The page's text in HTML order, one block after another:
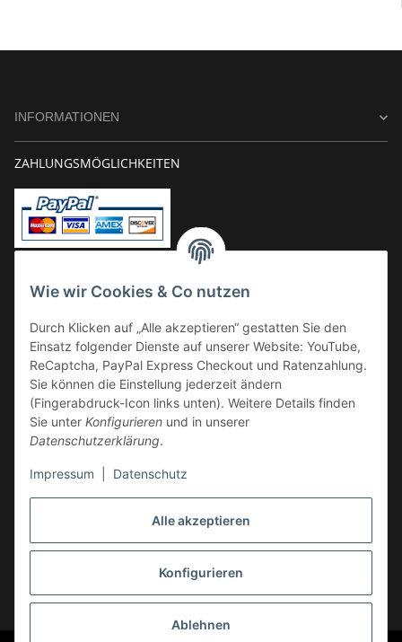
Alle akzeptieren
Konfigurieren
Ablehnen
Wie wir Cookies & Co nutzen
Durch Klicken auf „Alle akzeptieren“ gestatten Sie den
Einsatz folgender Dienste auf unserer Website: YouTube,
ReCaptcha, PayPal Express Checkout und Ratenzahlung.
Sie können die Einstellung jederzeit ändern
(Fingerabdruck-Icon links unten). Weitere Details finden
Sie unter Konfigurieren und in unserer
Datenschutzerklärung.
Impressum Datenschutz
INFORMATIONEN
ZAHLUNGSMÖGLICHKEITEN
Kauf auf Rechnung
VERSAND
Vertrag widerrufen